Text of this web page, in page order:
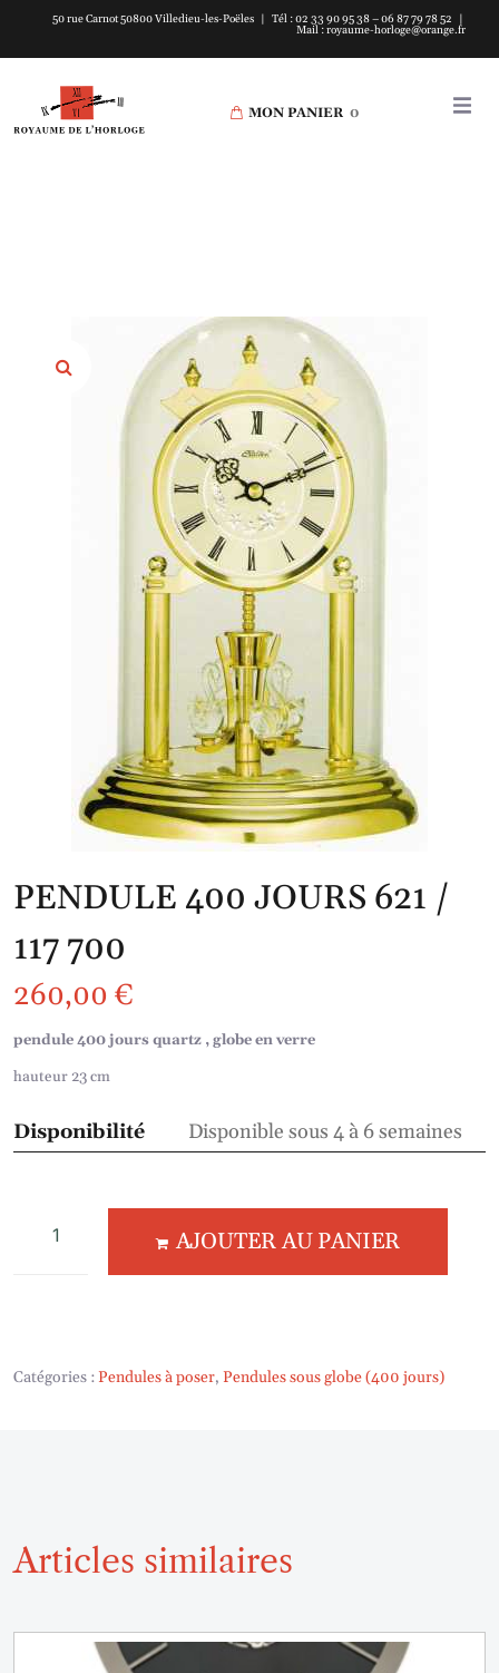
50 rue Carnot 50800 Villedieu-les-Poëles | Tél : 02 33 90 95 38 – 06 87 79 78 52 |
Mail : royaume-horloge@orange.fr
MON PANIER 0
PENDULE 400 JOURS 621 /
117 700
260,00 €
pendule 400 jours quartz , globe en verre
hauteur 23 cm
Disponibilité Disponible sous 4 à 6 semaines
AJOUTER AU PANIER
Catégories :Pendules à poser, Pendules sous globe (400 jours)
Articles similaires